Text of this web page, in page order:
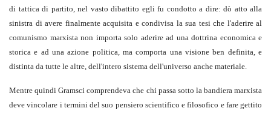
di tattica di partito, nel vasto dibattito egli fu condotto a dire: dò atto alla
sinistra di avere finalmente acquisita e condivisa la sua tesi che l'aderire al
comunismo marxista non importa solo aderire ad una dottrina economica e
storica e ad una azione politica, ma comporta una visione ben definita, e
distinta da tutte le altre, dell'intero sistema dell'universo anche materiale.
Mentre quindi Gramsci comprendeva che chi passa sotto la bandiera marxista
deve vincolare i termini del suo pensiero scientifico e filosofico e fare gettito